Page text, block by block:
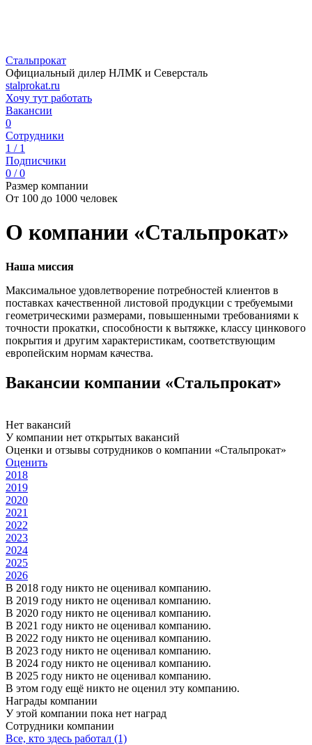
Стальпрокат
Официальный дилер НЛМК и Северсталь
stalprokat.ru
Хочу тут работать
Вакансии
0
Сотрудники
1 / 1
Подписчики
0 / 0
Размер компании
От 100 до 1000 человек
О компании «Стальпрокат»
Наша миссия
Максимальное удовлетворение потребностей клиентов в
поставках качественной листовой продукции с требуемыми
геометрическими размерами, повышенными требованиями к
точности прокатки, способности к вытяжке, классу цинкового
покрытия и другим характеристикам, соответствующим
европейским нормам качества.
Вакансии компании «Стальпрокат»
Нет вакансий
У компании нет открытых вакансий
Оценки и отзывы сотрудников о компании «Стальпрокат»
Оценить
2018
2019
2020
2021
2022
2023
2024
2025
2026
В 2018 году никто не оценивал компанию.
В 2019 году никто не оценивал компанию.
В 2020 году никто не оценивал компанию.
В 2021 году никто не оценивал компанию.
В 2022 году никто не оценивал компанию.
В 2023 году никто не оценивал компанию.
В 2024 году никто не оценивал компанию.
В 2025 году никто не оценивал компанию.
В этом году ещё никто не оценил эту компанию.
Награды компании
У этой компании пока нет наград
Сотрудники компании
Все, кто здесь работал (1)